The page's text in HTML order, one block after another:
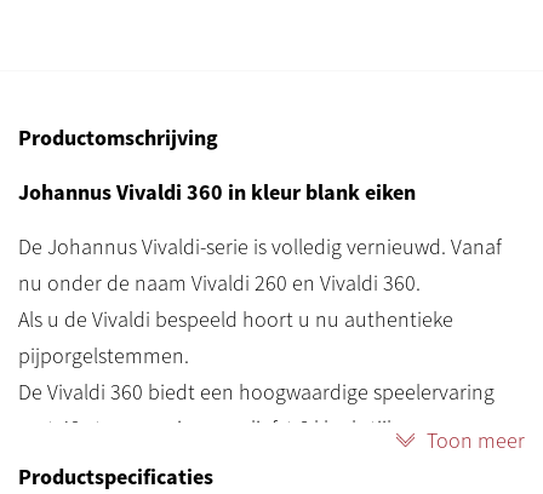
Productomschrijving
Johannus Vivaldi 360 in kleur blank eiken
De Johannus Vivaldi-serie is volledig vernieuwd. Vanaf
nu onder de naam Vivaldi 260 en Vivaldi 360.
Als u de Vivaldi bespeeld hoort u nu authentieke
pijporgelstemmen.
De Vivaldi 360 biedt een hoogwaardige speelervaring
met 49 stemmen in maar liefst 6 klankstijlen en een
krachtig 10.1-audiosysteem.
Toon meer
Productspecificaties